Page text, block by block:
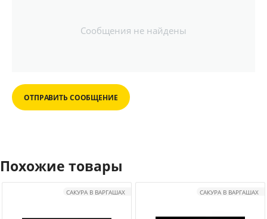
Сообщения не найдены
ОТПРАВИТЬ СООБЩЕНИЕ
Похожие товары
САКУРА В ВАРГАШАХ САКУРА В ВАРГАШАХ